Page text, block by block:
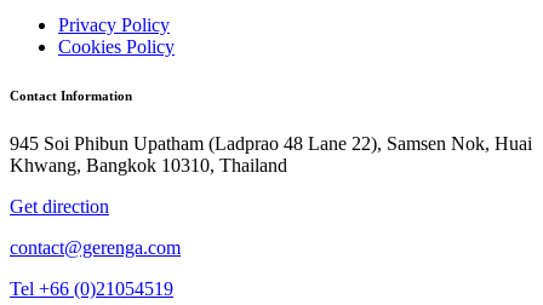
Privacy Policy
Cookies Policy
Contact Information
945 Soi Phibun Upatham (Ladprao 48 Lane 22), Samsen Nok, Huai
Khwang, Bangkok 10310, Thailand
Get direction
contact@gerenga.com
Tel +66 (0)21054519